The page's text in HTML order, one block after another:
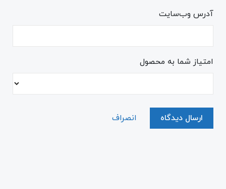
آدرس وب‌سایت
امتیاز شما به محصول
ارسال دیدگاه انصراف